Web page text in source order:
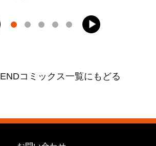
コミックス一覧にもどる